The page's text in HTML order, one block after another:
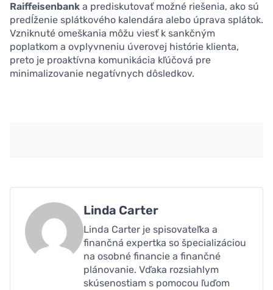
Raiffeisenbank a prediskutovať možné riešenia, ako sú
predĺženie splátkového kalendára alebo úprava splátok.
Vzniknuté omeškania môžu viesť k sankčným
poplatkom a ovplyvneniu úverovej histórie klienta,
preto je proaktívna komunikácia kľúčová pre
minimalizovanie negatívnych dôsledkov.
Linda Carter
Linda Carter je spisovateľka a
finančná expertka so špecializáciou
na osobné financie a finančné
plánovanie. Vďaka rozsiahlym
skúsenostiam s pomocou ľuďom